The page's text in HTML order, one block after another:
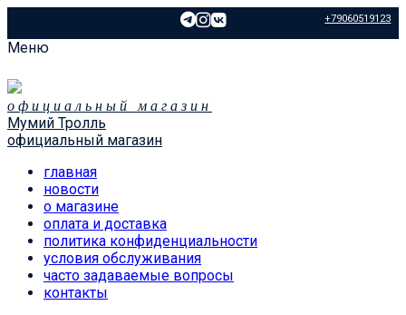
+79060519123
Меню
официальный магазин
Мумий Тролль
официальный магазин
главная
новости
о магазине
оплата и доставка
политика конфиденциальности
условия обслуживания
часто задаваемые вопросы
контакты